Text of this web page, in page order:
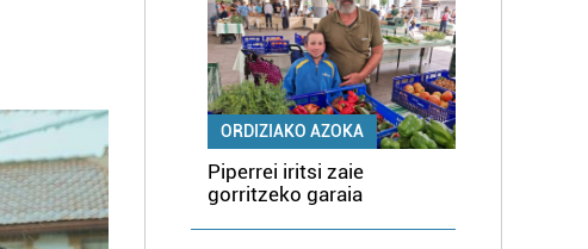
ORDIZIAKO AZOKA
Piperrei iritsi zaie
gorritzeko garaia